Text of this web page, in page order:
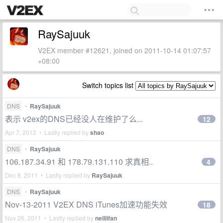
RaySajuuk
V2EX member #12621, joined on 2011-10-14 01:07:57
+08:00
Switch topics list
DNS • RaySajuuk
表示 v2ex的DNS已经没人在维护了么...
Apr 7, 2012 • Lastly replied byshao
12
DNS • RaySajuuk
106.187.34.91 和 178.79.131.110 求真相..
Dec 8, 2011 • Lastly replied by RaySajuuk
4
DNS • RaySajuuk
Nov-13-2011 V2EX DNS iTunes加速功能失效
Nov 26, 2011 • Lastly replied byneillifan
18